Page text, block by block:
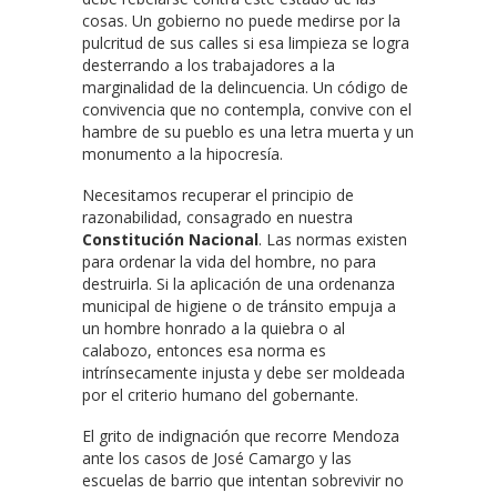
cosas. Un gobierno no puede medirse por la
pulcritud de sus calles si esa limpieza se logra
desterrando a los trabajadores a la
marginalidad de la delincuencia. Un código de
convivencia que no contempla, convive con el
hambre de su pueblo es una letra muerta y un
monumento a la hipocresía.
Necesitamos recuperar el principio de
razonabilidad, consagrado en nuestra
Constitución Nacional. Las normas existen
para ordenar la vida del hombre, no para
destruirla. Si la aplicación de una ordenanza
municipal de higiene o de tránsito empuja a
un hombre honrado a la quiebra o al
calabozo, entonces esa norma es
intrínsecamente injusta y debe ser moldeada
por el criterio humano del gobernante.
El grito de indignación que recorre Mendoza
ante los casos de José Camargo y las
escuelas de barrio que intentan sobrevivir no